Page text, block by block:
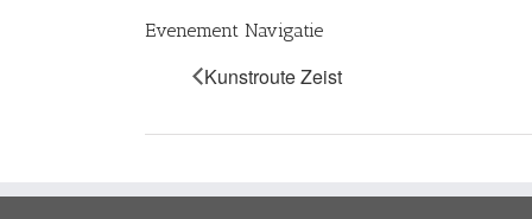
Evenement Navigatie
Kunstroute Zeist